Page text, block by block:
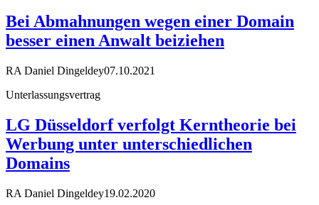
Bei Abmahnungen wegen einer Domain
besser einen Anwalt beiziehen
RA Daniel Dingeldey07.10.2021
Unterlassungsvertrag
LG Düsseldorf verfolgt Kerntheorie bei
Werbung unter unterschiedlichen
Domains
RA Daniel Dingeldey19.02.2020